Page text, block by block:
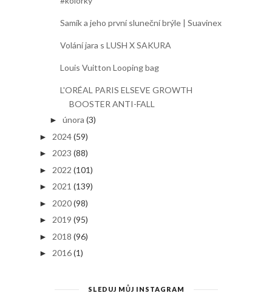
Samík a jeho první sluneční brýle | Suavinex
Volání jara s LUSH X SAKURA
Louis Vuitton Looping bag
L'ORÉAL PARIS ELSEVE GROWTH
BOOSTER ANTI-FALL
► února (3)
► 2024(59)
► 2023 (88)
► 2022 (101)
► 2021 (139)
► 2020(98)
► 2019 (95)
► 2018 (96)
► 2016(1)
SLEDUJ MŮJ INSTAGRAM